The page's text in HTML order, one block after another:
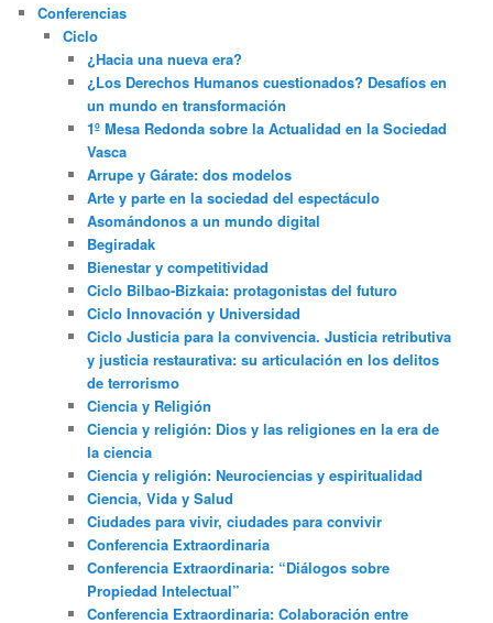
Conferencias
Ciclo
¿Hacia una nueva era?
¿Los Derechos Humanos cuestionados? Desafíos en
un mundo en transformación
1º Mesa Redonda sobre la Actualidad en la Sociedad
Vasca
Arrupe y Gárate: dos modelos
Arte y parte en la sociedad del espectáculo
Asomándonos a un mundo digital
Begiradak
Bienestar y competitividad
Ciclo Bilbao-Bizkaia: protagonistas del futuro
Ciclo Innovación y Universidad
Ciclo Justicia para la convivencia. Justicia retributiva
y justicia restaurativa: su articulación en los delitos
de terrorismo
Ciencia y Religión
Ciencia y religión: Dios y las religiones en la era de
la ciencia
Ciencia y religión: Neurociencias y espiritualidad
Ciencia, Vida y Salud
Ciudades para vivir, ciudades para convivir
Conferencia Extraordinaria
Conferencia Extraordinaria: “Diálogos sobre
Propiedad Intelectual”
Conferencia Extraordinaria: Colaboración entre